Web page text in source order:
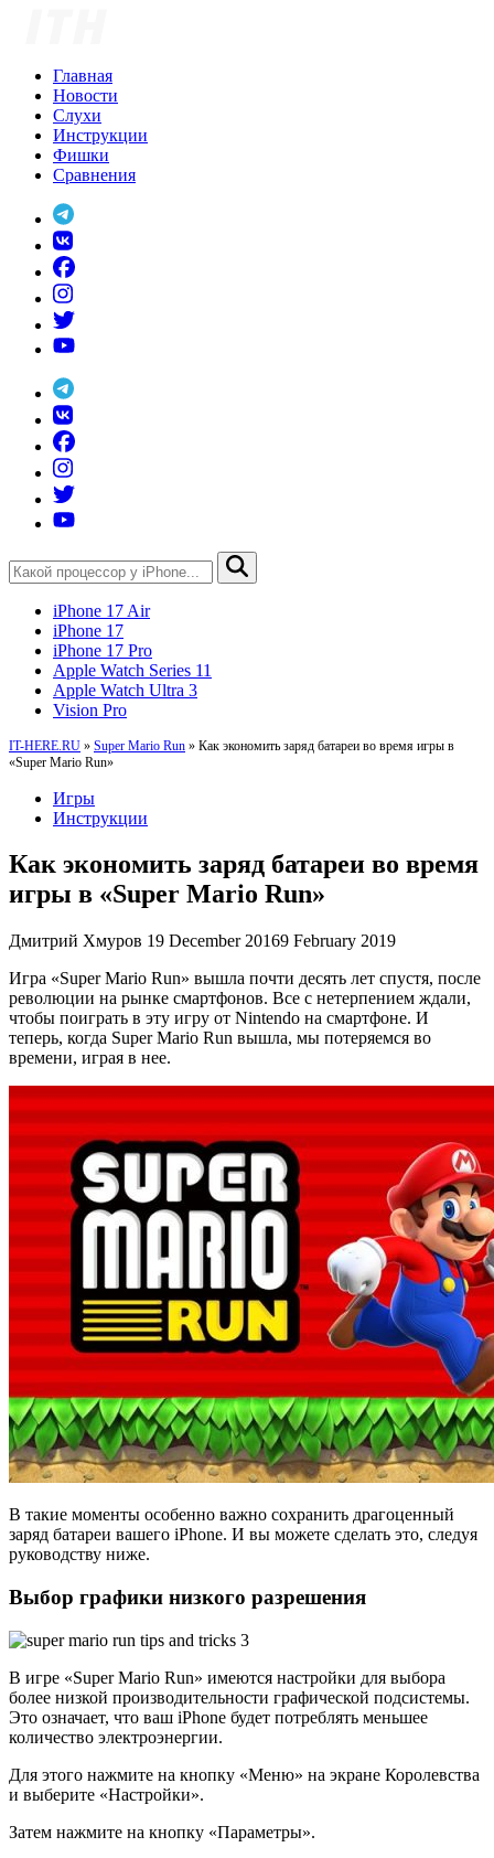
Главная
Новости
Слухи
Инструкции
Фишки
Сравнения
iPhone 17 Air
iPhone 17
iPhone 17 Pro
Apple Watch Series 11
Apple Watch Ultra 3
Vision Pro
IT-HERE.RU » Super Mario Run » Как экономить заряд батареи во время игры в
«Super Mario Run»
Игры
Инструкции
Как экономить заряд батареи во время
игры в «Super Mario Run»
Дмитрий Хмуров 19 December 20169 February 2019
Игра «Super Mario Run» вышла почти десять лет спустя, после
революции на рынке смартфонов. Все с нетерпением ждали,
чтобы поиграть в эту игру от Nintendo на смартфоне. И
теперь, когда Super Mario Run вышла, мы потеряемся во
времени, играя в нее.
В такие моменты особенно важно сохранить драгоценный
заряд батареи вашего iPhone. И вы можете сделать это, следуя
руководству ниже.
Выбор графики низкого разрешения
В игре «Super Mario Run» имеются настройки для выбора
более низкой производительности графической подсистемы.
Это означает, что ваш iPhone будет потреблять меньшее
количество электроэнергии.
Для этого нажмите на кнопку «Меню» на экране Королевства
и выберите «Настройки».
Затем нажмите на кнопку «Параметры».